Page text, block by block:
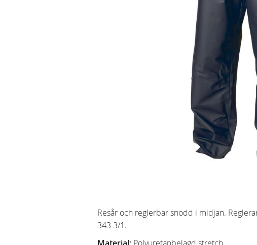
Resår och reglerbar snodd i midjan.
343 3/1.